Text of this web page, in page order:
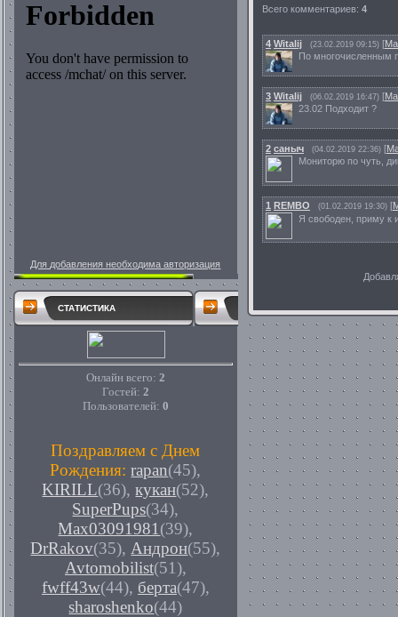
Для добавления необходима авторизация
СТАТИСТИКА
Онлайн всего: 2
Гостей: 2
Пользователей: 0
Поздравляем с Днем
Рождения:rapan(45),
KIRILL(36),кукан(52),
SuperPups(34),
Max03091981 (39),
DrRakov(35), Андрон(55),
Avtomobilist(51),
fwff43w(44), берта(47),
sharoshenko(44)
Всего комментариев: 4
4 Witalij (23.02.2019 09:15) [
По многочисленным
3 Witalij (06.02.2019 16:47) [
23.02 Подходит ?
2 саныч (04.02.2019 22:36) [
Мониторю по чуть,
1 REMBO (01.02.2019 19:30) [
Я свободен, приму к